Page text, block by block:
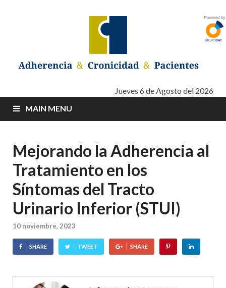
Adherencia –
Cronicidad –
Pacientes
Adherencia – Cronicidad – PacientesJueves 6 de Agosto del 2026
MAIN MENU
Mejorando la Adherencia al
Tratamiento en los
Síntomas del Tracto
Urinario Inferior (STUI)
10 noviembre, 2023
SHARE TWEET SHARE